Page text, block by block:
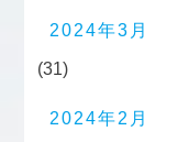
2024年3月
(31)
2024年2月